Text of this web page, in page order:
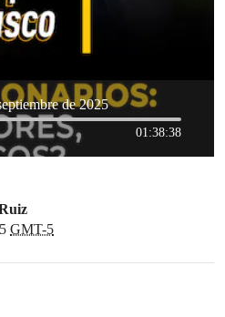
de 2025
01:38:38
GMT-5